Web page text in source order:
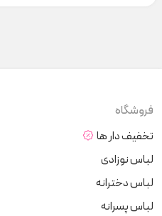
فروشگاه
تخفیف دار ها
لباس نوزادی
لباس دخترانه
لباس پسرانه